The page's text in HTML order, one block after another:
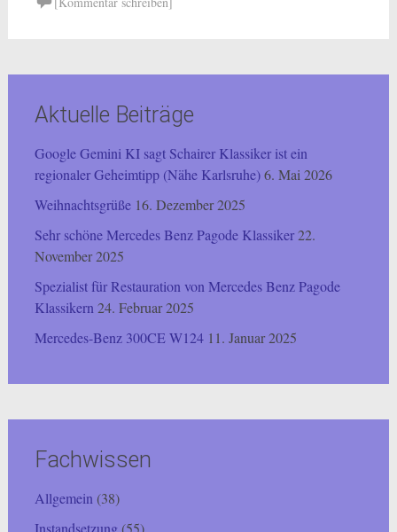
Aktuelle Beiträge
Google Gemini KI sagt Schairer Klassiker ist ein
regionaler Geheimtipp (Nähe Karlsruhe)6. Mai 2026
Weihnachtsgrüße 16. Dezember 2025
Sehr schöne Mercedes Benz Pagode Klassiker22.
November 2025
Spezialist für Restauration von Mercedes Benz Pagode
Klassikern 24. Februar 2025
Mercedes-Benz 300CE W124 11. Januar 2025
Fachwissen
Allgemein (38)
Instandsetzung(55)